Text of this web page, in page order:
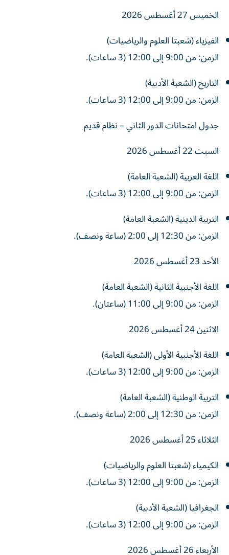
الخميس 27 أغسطس 2026
الفيزياء (شعبتا العلوم والرياضيات)
الزمن: من 9:00 إلى 12:00 (3 ساعات).
التاريخ (الشعبة الأدبية)
الزمن: من 9:00 إلى 12:00 (3 ساعات).
جدول امتحانات الدور الثاني – نظام قديم
السبت 22 أغسطس 2026
اللغة العربية (الشعبة العامة)
الزمن: من 9:00 إلى 12:00 (3 ساعات).
التربية الدينية (الشعبة العامة)
الزمن: من 12:30 إلى 2:00 (ساعة ونصف).
الأحد 23 أغسطس 2026
اللغة الأجنبية الثانية (الشعبة العامة)
الزمن: من 9:00 إلى 11:00 (ساعتان).
الاثنين 24 أغسطس 2026
اللغة الأجنبية الأولى (الشعبة العامة)
الزمن: من 9:00 إلى 12:00 (3 ساعات).
التربية الوطنية (الشعبة العامة)
الزمن: من 12:30 إلى 2:00 (ساعة ونصف).
الثلاثاء 25 أغسطس 2026
الكيمياء (شعبتا العلوم والرياضيات)
الزمن: من 9:00 إلى 12:00 (3 ساعات).
الجغرافيا (الشعبة الأدبية)
الزمن: من 9:00 إلى 12:00 (3 ساعات).
الأربعاء 26 أغسطس 2026